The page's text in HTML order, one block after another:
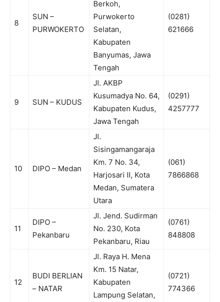
8
SUN –
PURWOKERTO
Berkoh,
Purwokerto
Selatan,
Kabupaten
Banyumas, Jawa
Tengah
(0281)
621666
9 SUN – KUDUS
Jl. AKBP
Kusumadya No. 64,
Kabupaten Kudus,
Jawa Tengah
(0291)
4257777
10 DIPO – Medan
Jl.
Sisingamangaraja
Km. 7 No. 34,
Harjosari II, Kota
Medan, Sumatera
Utara
(061)
7866868
11
DIPO –
Pekanbaru
Jl. Jend. Sudirman
No. 230, Kota
Pekanbaru, Riau
(0761)
848808
12
BUDI BERLIAN
– NATAR
Jl. Raya H. Mena
Km. 15 Natar,
Kabupaten
Lampung Selatan,
(0721)
774366